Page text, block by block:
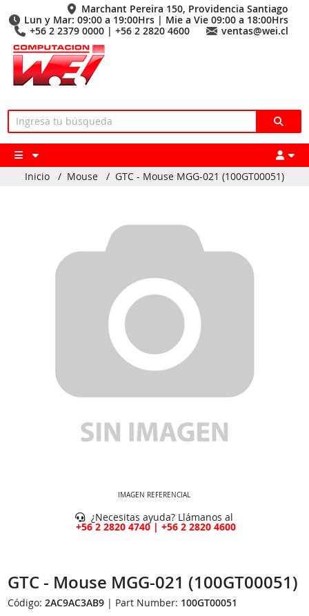
Marchant Pereira 150, Providencia Santiago
Lun y Mar: 09:00 a 19:00Hrs | Mie a Vie 09:00 a 18:00Hrs
+56 2 2379 0000 | +56 2 2820 4600
ventas@wei.cl
Inicio / Mouse / GTC - Mouse MGG-021 (100GT00051)
IMAGEN REFERENCIAL
¿Necesitas ayuda? Llámanos al
+56 2 2820 4740 | +56 2 2820 4600
GTC - Mouse MGG-021 (100GT00051)
Código:2AC9AC3AB9 | Part Number: 100GT00051